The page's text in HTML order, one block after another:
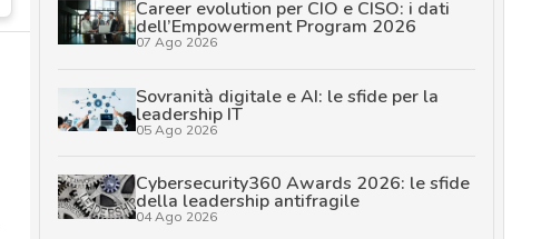
Career evolution per CIO e CISO: i dati
dell’Empowerment Program 2026
07 Ago 2026
Sovranità digitale e AI: le sfide per la
leadership IT
05 Ago 2026
Cybersecurity360 Awards 2026: le sfide
della leadership antifragile
04 Ago 2026